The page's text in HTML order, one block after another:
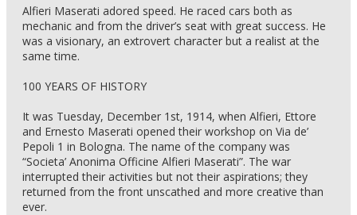
Alfieri Maserati adored speed. He raced cars both as
mechanic and from the driver’s seat with great success. He
was a visionary, an extrovert character but a realist at the
same time.
100 YEARS OF HISTORY
It was Tuesday, December 1st, 1914, when Alfieri, Ettore
and Ernesto Maserati opened their workshop on Via de’
Pepoli 1 in Bologna. The name of the company was
“Societa’ Anonima Officine Alfieri Maserati”. The war
interrupted their activities but not their aspirations; they
returned from the front unscathed and more creative than
ever.